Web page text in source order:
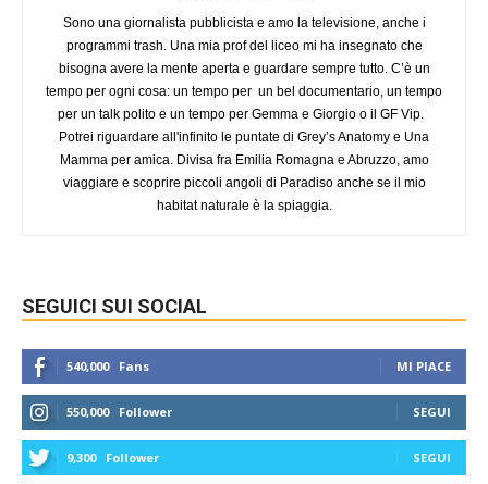
Sono una giornalista pubblicista e amo la televisione, anche i
programmi trash. Una mia prof del liceo mi ha insegnato che
bisogna avere la mente aperta e guardare sempre tutto. C’è un
tempo per ogni cosa: un tempo per un bel documentario, un tempo
per un talk polito e un tempo per Gemma e Giorgio o il GF Vip.
Potrei riguardare all'infinito le puntate di Grey’s Anatomy e Una
Mamma per amica. Divisa fra Emilia Romagna e Abruzzo, amo
viaggiare e scoprire piccoli angoli di Paradiso anche se il mio
habitat naturale è la spiaggia.
SEGUICI SUI SOCIAL
540,000 Fans MI PIACE
550,000 Follower SEGUI
9,300 Follower SEGUI